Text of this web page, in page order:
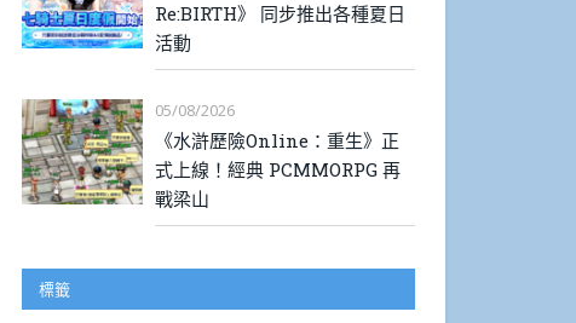
Re:BIRTH》 同步推出各種夏日
活動
05/08/2026
《水滸歷險Online：重生》正
式上線！經典 PCMMORPG 再
戰梁山
標籤